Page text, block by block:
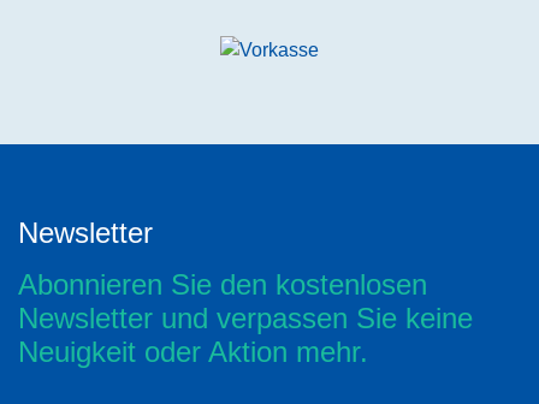
Newsletter
Abonnieren Sie den kostenlosen
Newsletter und verpassen Sie keine
Neuigkeit oder Aktion mehr.